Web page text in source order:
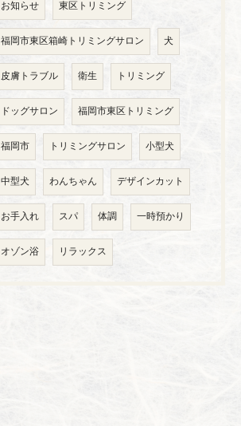
お知らせ 東区トリミング
福岡市東区箱崎トリミングサロン 犬
皮膚トラブル 衛生 トリミング
ドッグサロン 福岡市東区トリミング
福岡市 トリミングサロン 小型犬
中型犬 わんちゃん デザインカット
お手入れ スパ 体調 一時預かり
オゾン浴 リラックス